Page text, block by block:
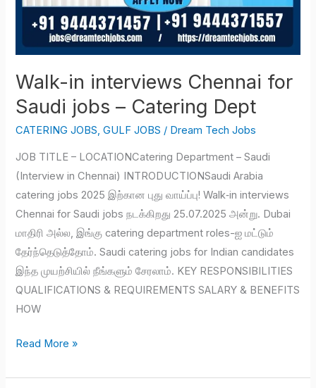
Walk-in interviews Chennai for
Saudi jobs – Catering Dept
CATERING JOBS,GULF JOBS / Dream Tech Jobs
JOB TITLE – LOCATIONCatering Department – Saudi
(Interview in Chennai) INTRODUCTIONSaudi Arabia
catering jobs 2025 இற்கான புது வாய்ப்பு! Walk‑in interviews
Chennai for Saudi jobs நடக்கிறது 25.07.2025 அன்று. Dubai
மாதிரி அல்ல, இங்கு catering department roles-ஐ மட்டும்
தேர்ந்தெடுத்தோம். Saudi catering jobs for Indian candidates
இந்த முயற்சியில் நீங்களும் சேரலாம். KEY RESPONSIBILITIES
QUALIFICATIONS & REQUIREMENTS SALARY & BENEFITS
HOW
Read More »